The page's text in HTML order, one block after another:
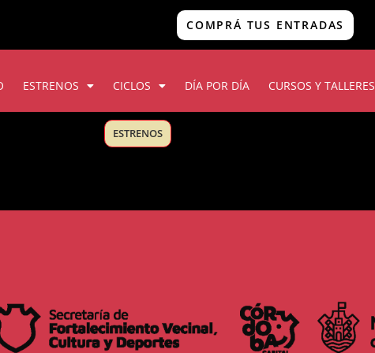
COMPRÁ TUS ENTRADAS
ESTRENOS CICLOS DÍA POR DÍA CURSOS Y TALLERES
ESTRENOS